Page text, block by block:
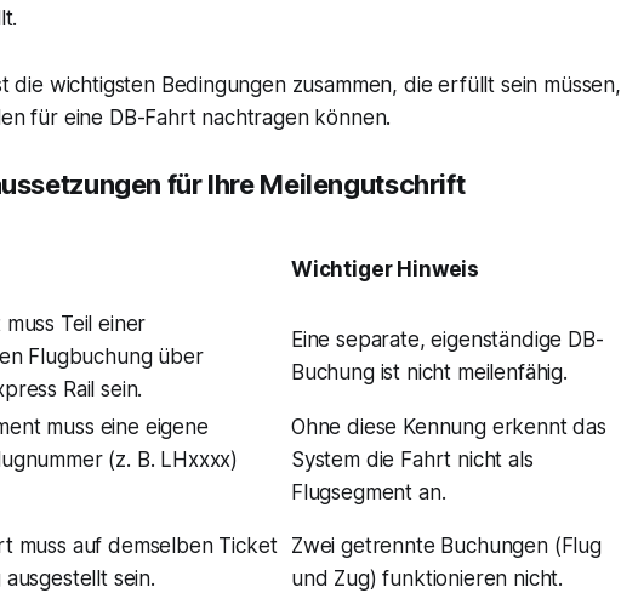
die wichtigsten Bedingungen zusammen, die erfüllt sein müssen,
für eine DB-Fahrt nachtragen können.
für Ihre Meilengutschrift
Wichtiger Hinweis
Teil einer
Flugbuchung über
Rail sein.
Eine separate, eigenständige DB-
Buchung ist nicht meilenfähig.
muss eine eigene
(z. B. LHxxxx)
Ohne diese Kennung erkennt das
System die Fahrt nicht als
Flugsegment an.
muss auf demselben Ticket
sein.
Zwei getrennte Buchungen (Flug
und Zug) funktionieren nicht.